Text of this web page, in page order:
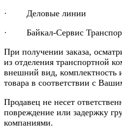
· Деловые линии
· Байкал-Сервис
При получении заказа,
из отделения транспортной
внешний вид, комплектность
товара в соответствии с
Продавец не несет
повреждение или задержку
компаниями.